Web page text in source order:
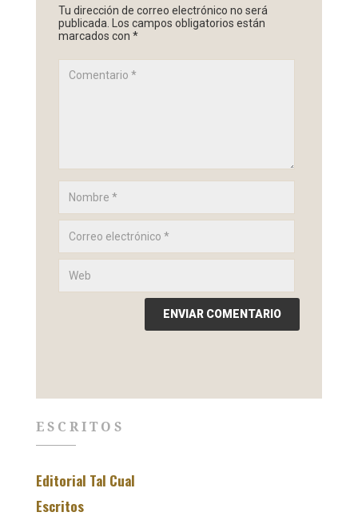
Tu dirección de correo electrónico no será
publicada.
Los campos obligatorios están
marcados con *
ESCRITOS
Editorial Tal Cual
Escritos